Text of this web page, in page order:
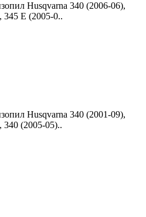
Husqvarna 340 (2006-06),
345 E (2005-0..
Husqvarna 340 (2001-09),
340 (2005-05)..